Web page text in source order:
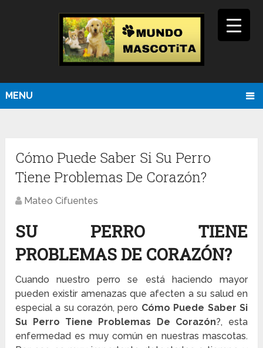
MENU
Cómo Puede Saber Si Su Perro
Tiene Problemas De Corazón?
Mateo Cifuentes
SU PERRO TIENE
PROBLEMAS DE CORAZÓN?
Cuando nuestro perro se está haciendo mayor
pueden existir amenazas que afecten a su salud en
especial a su corazón, pero Cómo Puede Saber Si
Su Perro Tiene Problemas De Corazón?, esta
enfermedad es muy común en nuestras mascotas.